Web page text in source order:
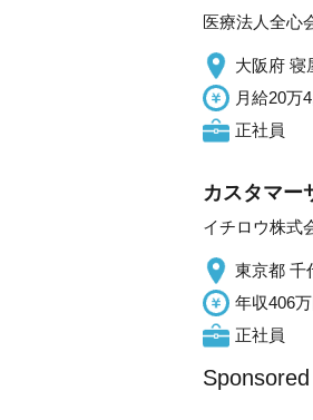
医療法人全心
大阪府 寝
月給20万
正社員
カスタマー
イチロウ株式
東京都 千
年収406
正社員